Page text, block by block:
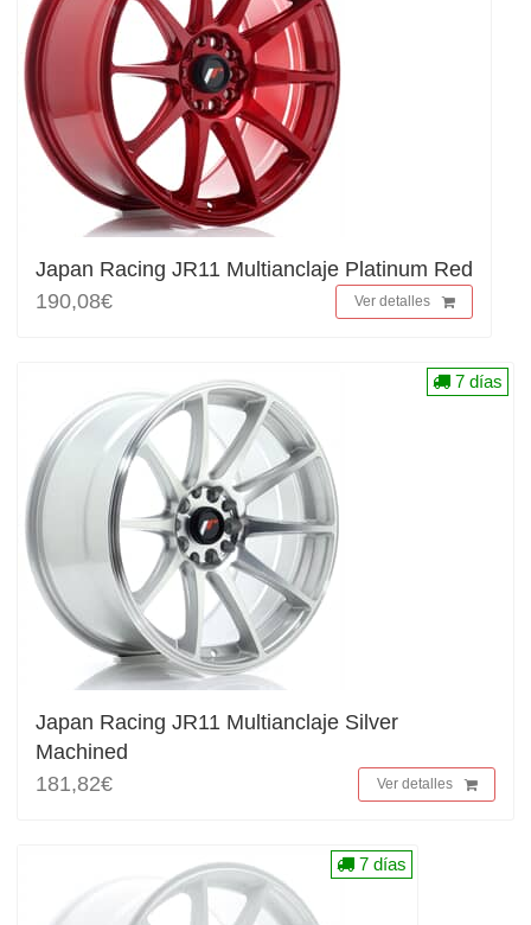
Japan Racing JR11 Multianclaje Platinum Red
190,08€
Ver detalles
Japan Racing JR11 Multianclaje Silver
Machined
181,82€
Ver detalles
7 días
7 días